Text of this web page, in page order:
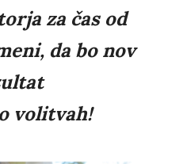
za čas od
da bo nov
volitvah!